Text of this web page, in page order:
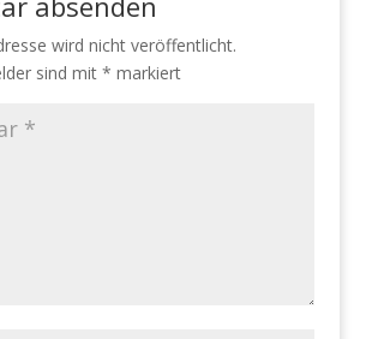
wird nicht veröffentlicht.
sind mit * markiert